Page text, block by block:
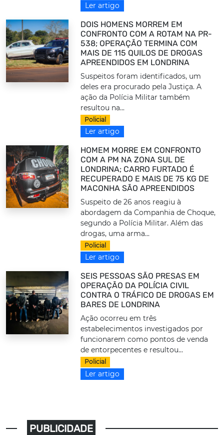
Ler artigo
DOIS HOMENS MORREM EM
CONFRONTO COM A ROTAM NA PR-
538; OPERAÇÃO TERMINA COM
MAIS DE 115 QUILOS DE DROGAS
APREENDIDOS EM LONDRINA
Suspeitos foram identificados, um
deles era procurado pela Justiça. A
ação da Polícia Militar também
resultou na...
Policial
Ler artigo
HOMEM MORRE EM CONFRONTO
COM A PM NA ZONA SUL DE
LONDRINA; CARRO FURTADO É
RECUPERADO E MAIS DE 75 KG DE
MACONHA SÃO APREENDIDOS
Suspeito de 26 anos reagiu à
abordagem da Companhia de Choque,
segundo a Polícia Militar. Além das
drogas, uma arma...
Policial
Ler artigo
SEIS PESSOAS SÃO PRESAS EM
OPERAÇÃO DA POLÍCIA CIVIL
CONTRA O TRÁFICO DE DROGAS EM
BARES DE LONDRINA
Ação ocorreu em três
estabelecimentos investigados por
funcionarem como pontos de venda
de entorpecentes e resultou...
Policial
Ler artigo
PUBLICIDADE